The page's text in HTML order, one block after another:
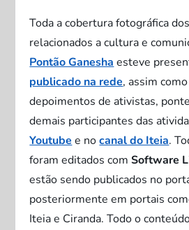
Toda a cobertura fotográfica
relacionados a cultura e
Pontão Ganesha esteve
publicado na rede, assim
depoimentos de ativistas,
demais participantes das
Youtube e nocanal do Iteia.
foram editados com Software
estão sendo publicados no
posteriormente em portais
Iteia e Ciranda. Todo o